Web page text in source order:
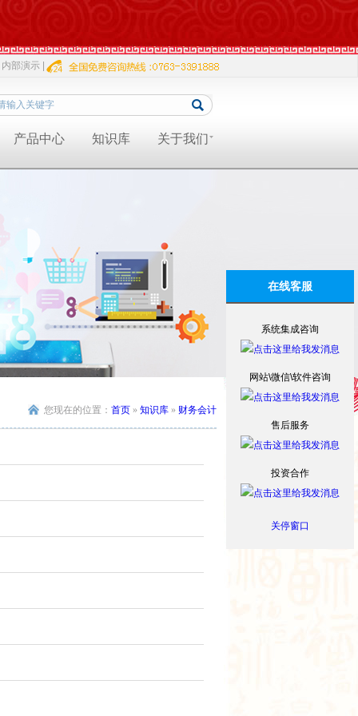
内部演示 |
产品中心 知识库 关于我们
您现在的位置： 首页 » 知识库 » 财务会计
在线客服
系统集成咨询
网站\微信\软件咨询
售后服务
投资合作
关停窗口